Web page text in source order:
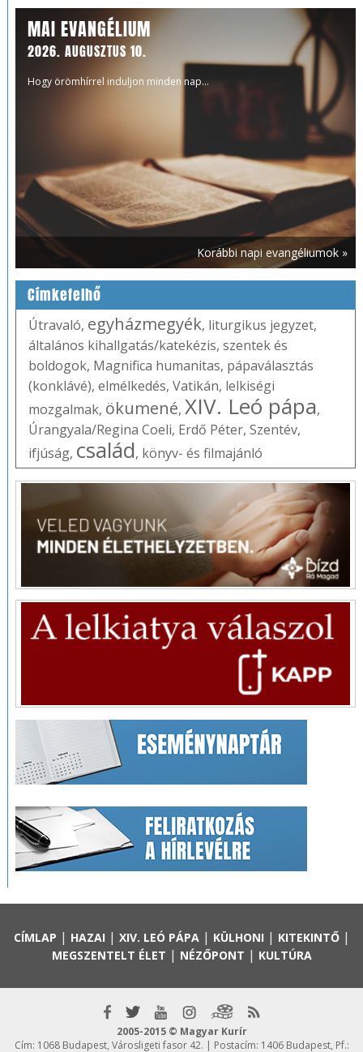
MAI EVANGÉLIUM
2026. AUGUSZTUS 10.
Hogy örömhírrel induljon minden nap...
Korábbi napi evangéliumok »
Címkefelhő
Útravaló, egyházmegyék, liturgikus jegyzet,
általános kihallgatás/katekézis, szentek és
boldogok, Magnifica humanitas, pápaválasztás
(konklávé), elmélkedés, Vatikán, lelkiségi
mozgalmak, ökumené, XIV. Leó pápa,
Úrangyala/Regina Coeli, Erdő Péter, Szentév,
ifjúság, család, könyv- és filmajánló
CÍMLAP | HAZAI | XIV. LEÓ PÁPA| KÜLHONI | KITEKINTŐ|
MEGSZENTELT ÉLET | NÉZŐPONT | KULTÚRA
2005-2015 © Magyar Kurír
Cím: 1068 Budapest, Városligeti fasor 42. | Postacím: 1406 Budapest, Pf.: